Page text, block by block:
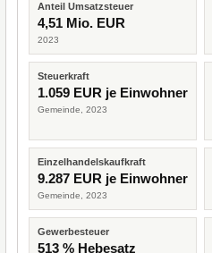
Anteil Umsatzsteuer
4,51 Mio. EUR
2023
Steuerkraft
1.059 EUR je Einwohner
Gemeinde, 2023
Einzelhandelskaufkraft
9.287 EUR je Einwohner
Gemeinde, 2023
Gewerbesteuer
513 % Hebesatz